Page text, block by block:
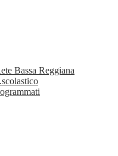
Bassa Reggiana